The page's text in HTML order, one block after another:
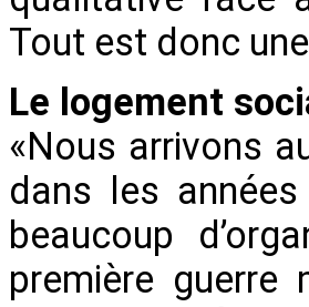
Tout est donc
Le logement
«Nous arrivons
dans les
beaucoup
première